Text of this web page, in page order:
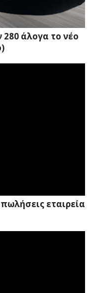
άλογα το νέο
εταιρεία